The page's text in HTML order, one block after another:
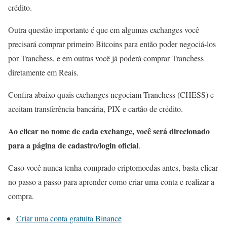
crédito.
Outra questão importante é que em algumas exchanges você
precisará comprar primeiro Bitcoins para então poder negociá-los
por Tranchess, e em outras você já poderá comprar Tranchess
diretamente em Reais.
Confira abaixo quais exchanges negociam Tranchess (CHESS) e
aceitam transferência bancária, PIX e cartão de crédito.
Ao clicar no nome de cada exchange, você será direcionado
para a página de cadastro/login oficial.
Caso você nunca tenha comprado criptomoedas antes, basta clicar
no passo a passo para aprender como criar uma conta e realizar a
compra.
Criar uma conta gratuita Binance